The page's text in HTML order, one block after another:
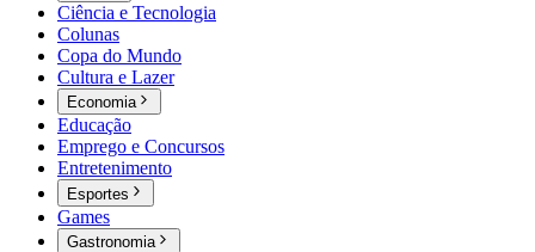
Ciência e Tecnologia
Colunas
Copa do Mundo
Cultura e Lazer
Economia
Educação
Emprego e Concursos
Entretenimento
Esportes
Games
Gastronomia